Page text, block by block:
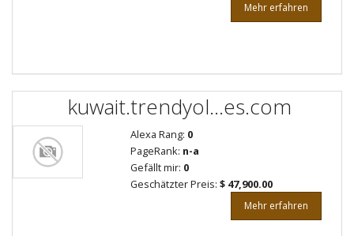
Mehr erfahren
kuwait.trendyol...es.com
Alexa Rang: 0
PageRank: n-a
Gefällt mir: 0
Geschätzter Preis: $ 47,900.00
Mehr erfahren